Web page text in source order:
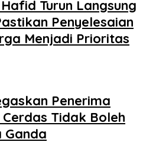
Turun Langsung
Penyelesaian
Menjadi Prioritas
Penerima
Tidak Boleh
Ganda